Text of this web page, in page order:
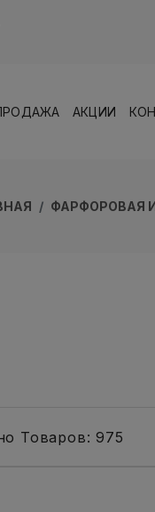
АКЦИИ
ФАРФОРОВАЯ
Товаров: 975